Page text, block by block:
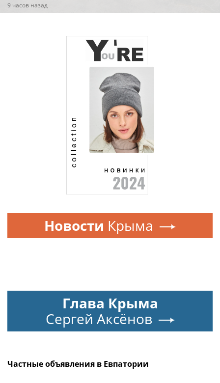
9 часов назад
Новости Крыма
Глава Крыма
Сергей Аксёнов
Частные объявления в Евпатории